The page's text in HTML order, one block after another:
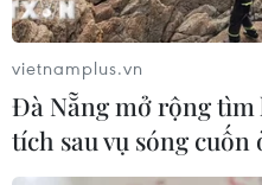
vietnamplus.vn
Đà Nẵng mở rộng
tích sau vụ sóng cuốn